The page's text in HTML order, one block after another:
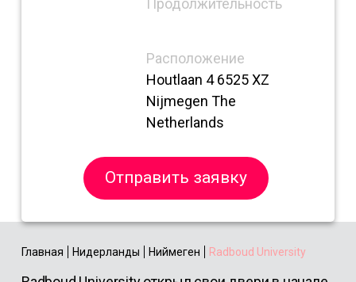
Продолжительность
Расположение
Houtlaan 4 6525 XZ
Nijmegen The
Netherlands
Отправить заявку
Главная Нидерланды Ниймеген Radboud University